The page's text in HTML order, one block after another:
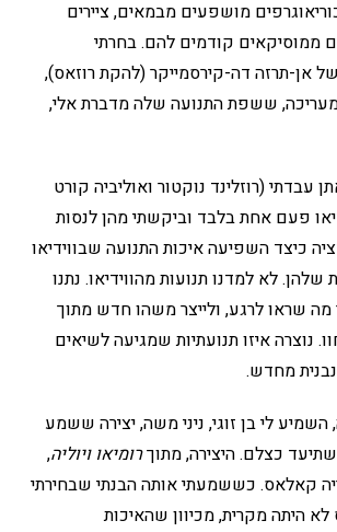
מושפעים מבמאים, ציירים
ממוסיקאים קודמים להם. בחרתי
אן-תרזה דה-קירסמייקר (להקת רוזאס),
ששפת התנועה שלה מדברת אלי,
עבדתי (רוזלינד נוקטור ואוליביה קורט
פעם אחת בלבד וביקשתי מהן לנסות
כיצד השפיעה איכות התנועה שבווידיאו
לא למדנו תנועות מהווידיאו. נתנו
מה שראו לרגע, ולייצר משהו חדש מתוך
נוצרה איזו תנועתיות שמגיעה לשיאים
מחדש.
לי בן זוגי, ניני משה, יצירה ששמע
כצלם. היצירה, מתוךרומיאו ויוליה,
קאלאס. כששמעתי אותה הבנתי שבחירתי
לא היתה מקרית, מכיוון שהאיכות